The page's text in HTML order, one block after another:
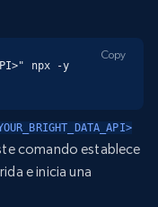
npx -y
Copy
comando establece
e inicia una